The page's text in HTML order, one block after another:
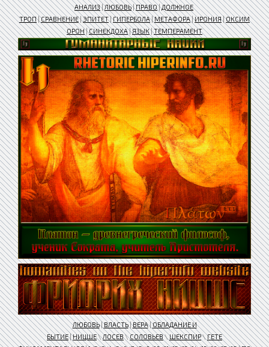
АНАЛИЗ|ЛЮБОВЬ|ПРАВО|ДОЛЖНОЕ
ТРОП|СРАВНЕНИЕ|ЭПИТЕТ|ГИПЕРБОЛА|МЕТАФОРА|ИРОНИЯ|ОКСИМ
ОРОН|СИНЕКДОХА|ЯЗЫК|ТЕМПЕРАМЕНТ
ЛЮБОВЬ|ВЛАСТЬ|ВЕРА|ОБЛАДАНИЕ И
БЫТИЕ|НИЦШЕ\ЛОСЕВ\СОЛОВЬЕВ\ШЕКСПИР\ГЕТЕ